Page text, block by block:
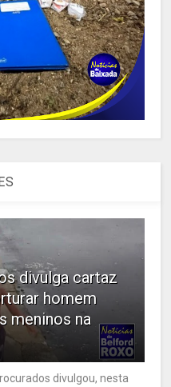
divulga cartaz
homem
meninos na
divulgou, nesta